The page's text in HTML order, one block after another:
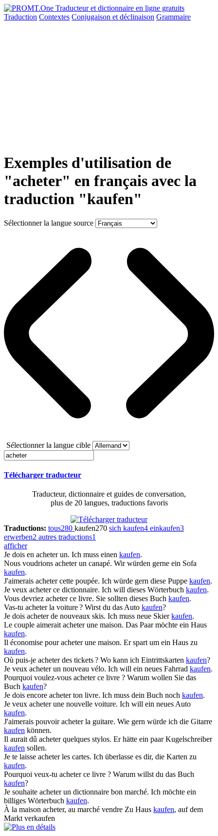
Traduction Contextes Conjugaison et déclinaison Grammaire
Exemples d'utilisation de
"acheter" en français avec la
traduction "kaufen"
Sélectionner la langue source
Sélectionner la langue cible
Télécharger traducteur
Traducteur, dictionnaire et guides de conversation,
plus de 20 langues, traductions favoris
Traductions: tous280 kaufen270 sich kaufen4 einkaufen3
erwerben2 autres traductions1
afficher
Je dois en acheterun. Ich muss einen kaufen.
Nous voudrions acheterun canapé. Wir würden gerne ein Sofa
kaufen.
J'aimerais achetercette poupée. Ich würde gern diese Puppe kaufen.
Je veux acheterce dictionnaire. Ich will dieses Wörterbuch kaufen.
Vous devriez acheterce livre. Sie sollten dieses Buch kaufen.
Vas-tu acheterla voiture ? Wirst du das Auto kaufen?
Je dois acheterde nouveaux skis. Ich muss neue Skierkaufen.
Le couple aimeraitacheterune maison. Das Paar möchte ein Haus
kaufen.
Il économise pouracheterune maison. Er spart um ein Haus zu
kaufen.
Où puis-je acheterdes tickets ? Wo kann ich Eintrittskarten kaufen?
Je veux acheterun nouveau vélo. Ich will ein neues Fahrrad kaufen.
Pourquoi voulez-vous acheterce livre ? Warum wollen Sie das
Buch kaufen?
Je dois encore acheterton livre. Ich muss dein Buch noch kaufen.
Je veux acheterune nouvelle voiture. Ich will ein neues Auto
kaufen.
J'aimerais pouvoiracheterla guitare. Wie gern würde ich die Gitarre
kaufen können.
Il aurait dû acheterquelques stylos. Er hätte ein paar Kugelschreiber
kaufen sollen.
Je te laisse acheterles cartes. Ich überlasse es dir, die Karten zu
kaufen.
Pourquoi veux-tu acheterce livre ? Warum willst du das Buch
kaufen?
Je souhaite acheterun dictionnaire bon marché. Ich möchte ein
billiges Wörterbuch kaufen.
À la maison acheter, au marché vendre Zu Haus kaufen, auf dem
Markt verkaufen